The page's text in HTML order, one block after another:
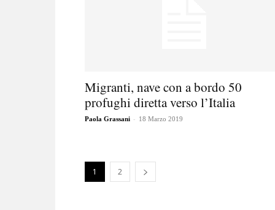
Migranti, nave con a bordo 50
profughi diretta verso l’Italia
Paola Grassani - 18 Marzo 2019
1 2